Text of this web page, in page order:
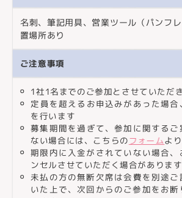
名刺、筆記用具、営業ツール（パン
置場所あり
ご注意事項
1社1名までのご参加とさせていただ
定員を超えるお申込みがあった場
を行います
募集期間を過ぎて、参加に関するご
ない場合には、こちらのフォームよ
期限内に入金がされていない場合、
ンセルさせていただく場合があります
未払の方の無断欠席は会費を別途
いた上で、次回からのご参加をお